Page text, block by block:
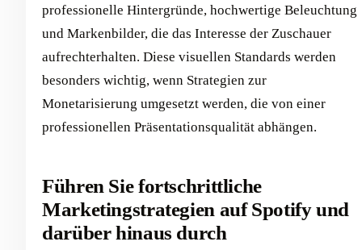
professionelle Hintergründe, hochwertige Beleuchtung
und Markenbilder, die das Interesse der Zuschauer
aufrechterhalten. Diese visuellen Standards werden
besonders wichtig, wenn Strategien zur
Monetarisierung umgesetzt werden, die von einer
professionellen Präsentationsqualität abhängen.
Führen Sie fortschrittliche
Marketingstrategien auf Spotify und
darüber hinaus durch